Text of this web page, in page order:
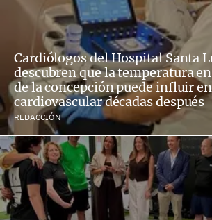
Cardiólogos del Hospital Santa
descubren que la temperatura
de la concepción puede influir
cardiovascular décadas después
REDACCIÓN